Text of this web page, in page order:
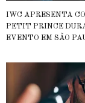
IWC APRESENTA
PETIT PRINCE
EVENTO EM SÃO